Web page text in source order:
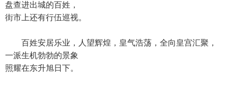
盘查进出城的百姓，
街市上还有行伍巡视。
百姓安居乐业，人望辉煌，皇气浩荡，全向皇宫汇聚，
一派生机勃勃的景象
照耀在东升旭日下。